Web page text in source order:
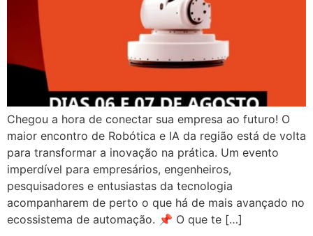
Chegou a hora de conectar sua empresa ao futuro! O
maior encontro de Robótica e IA da região está de volta
para transformar a inovação na prática. Um evento
imperdível para empresários, engenheiros,
pesquisadores e entusiastas da tecnologia
acompanharem de perto o que há de mais avançado no
ecossistema de automação. 📌 O que te […]